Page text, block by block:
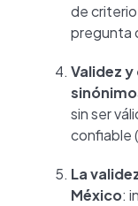
de
pregunta
Validez
sin ser
confiable
La
México: